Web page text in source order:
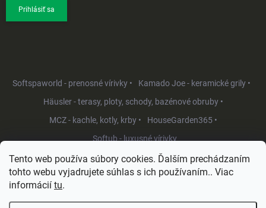
Tento web používa súbory cookies. Ďalším prechádzaním
tohto webu vyjadrujete súhlas s ich používaním.. Viac
informácií tu.
Prihlásiť sa
Softspaworld - prenosné vírivky •
Kamado Joe - keramické grily •
Häusler - terasy, ploty, schody, bazénové obruby •
MCZ - kachle, kotly, krby •
HouseGarden365 •
Softub - luxusné vírivky